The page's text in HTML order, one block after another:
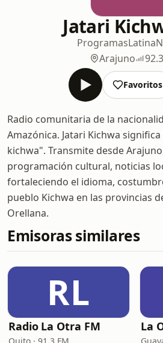
Jatari
ProgramasLatina
Arajuno
Favoritos
Radio comunitaria de la
Amazónica. Jatari Kichwa
kichwa". Transmite desde
programación cultural, noticias
fortaleciendo el idioma,
pueblo Kichwa en las provincias
Orellana.
Emisoras similares
RL
Radio La Otra FM